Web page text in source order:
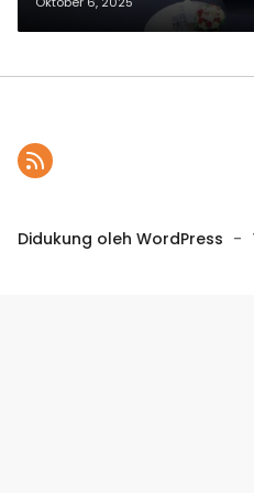
Summit 2025
Didukung oleh WordPress -